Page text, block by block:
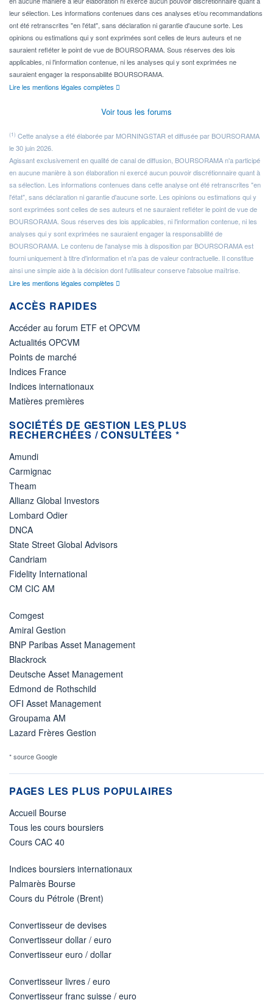
leur sélection. Les informations contenues dans ces analyses et/ou recommandations
ont été retranscrites "en l'état", sans déclaration ni garantie d'aucune sorte. Les
opinions ou estimations qui y sont exprimées sont celles de leurs auteurs et ne
sauraient refléter le point de vue de BOURSORAMA. Sous réserves des lois
applicables, ni l'information contenue, ni les analyses qui y sont exprimées ne
sauraient engager la responsabilité BOURSORAMA.
Lire les mentions légales complètes
Voir tous les forums
(1) Cette analyse a été élaborée par MORNINGSTAR et diffusée par BOURSORAMA
le 30 juin 2026.
Agissant exclusivement en qualité de canal de diffusion, BOURSORAMA n'a participé
en aucune manière à son élaboration ni exercé aucun pouvoir discrétionnaire quant à
sa sélection. Les informations contenues dans cette analyse ont été retranscrites "en
l'état", sans déclaration ni garantie d'aucune sorte. Les opinions ou estimations qui y
sont exprimées sont celles de ses auteurs et ne sauraient refléter le point de vue de
BOURSORAMA. Sous réserves des lois applicables, ni l'information contenue, ni les
analyses qui y sont exprimées ne sauraient engager la responsabilité de
BOURSORAMA. Le contenu de l'analyse mis à disposition par BOURSORAMA est
fourni uniquement à titre d'information et n'a pas de valeur contractuelle. Il constitue
ainsi une simple aide à la décision dont l'utilisateur conserve l'absolue maîtrise.
Lire les mentions légales complètes
ACCÈS RAPIDES
Accéder au forum ETF et OPCVM
Actualités OPCVM
Points de marché
Indices France
Indices internationaux
Matières premières
SOCIÉTÉS DE GESTION LES PLUS
RECHERCHÉES / CONSULTÉES *
Amundi
Carmignac
Theam
Allianz Global Investors
Lombard Odier
DNCA
State Street Global Advisors
Candriam
Fidelity International
CM CIC AM
Comgest
Amiral Gestion
BNP Paribas Asset Management
Blackrock
Deutsche Asset Management
Edmond de Rothschild
OFI Asset Management
Groupama AM
Lazard Frères Gestion
* source Google
PAGES LES PLUS POPULAIRES
Accueil Bourse
Tous les cours boursiers
Cours CAC 40
Indices boursiers internationaux
Palmarès Bourse
Cours du Pétrole (Brent)
Convertisseur de devises
Convertisseur dollar / euro
Convertisseur euro / dollar
Convertisseur livres / euro
Convertisseur franc suisse / euro